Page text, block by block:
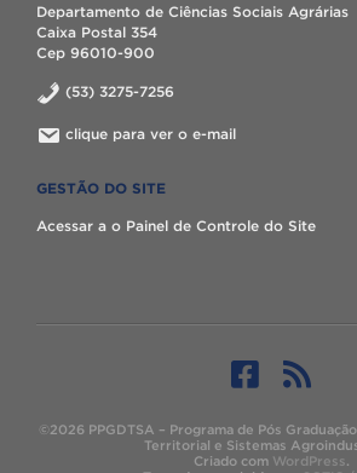
Departamento de Ciências Sociais Agrárias
Caixa Postal 354
Cep 96010-900
(53) 3275-7256
clique para ver o e-mail
GESTÃO DO SITE
Acessar a o Painel de Controle do Site
©2026 PPGDTSA – Programa de Pós
Territorial e Sistemas
Criado com WordPress.